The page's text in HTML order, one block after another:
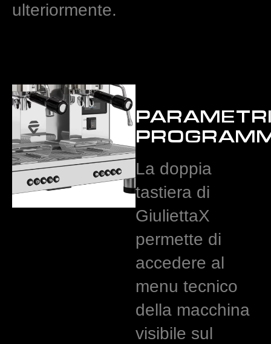
ulteriormente.
La doppia
tastiera di
GiuliettaX
permette di
accedere al
menu tecnico
della macchina
visibile sul